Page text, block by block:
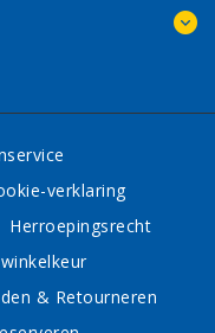
verklaring
Herroepingsrecht
& Retourneren